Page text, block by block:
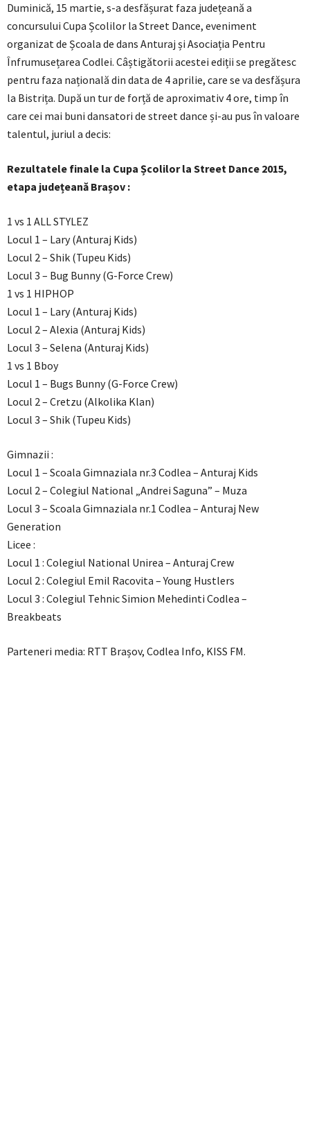
Duminică, 15 martie, s-a desfășurat faza județeană a
concursului Cupa Școlilor la Street Dance, eveniment
organizat de Școala de dans Anturaj și Asociația Pentru
Înfrumusețarea Codlei. Câștigătorii acestei ediții se pregătesc
pentru faza națională din data de 4 aprilie, care se va desfășura
la Bistrița. După un tur de forță de aproximativ 4 ore, timp în
care cei mai buni dansatori de street dance și-au pus în valoare
talentul, juriul a decis:
Rezultatele finale la Cupa Școlilor la Street Dance 2015,
etapa județeană Brașov :
1 vs 1 ALL STYLEZ
Locul 1 – Lary (Anturaj Kids)
Locul 2 – Shik (Tupeu Kids)
Locul 3 – Bug Bunny (G-Force Crew)
1 vs 1 HIPHOP
Locul 1 – Lary (Anturaj Kids)
Locul 2 – Alexia (Anturaj Kids)
Locul 3 – Selena (Anturaj Kids)
1 vs 1 Bboy
Locul 1 – Bugs Bunny (G-Force Crew)
Locul 2 – Cretzu (Alkolika Klan)
Locul 3 – Shik (Tupeu Kids)
Gimnazii :
Locul 1 – Scoala Gimnaziala nr.3 Codlea – Anturaj Kids
Locul 2 – Colegiul National „Andrei Saguna” – Muza
Locul 3 – Scoala Gimnaziala nr.1 Codlea – Anturaj New
Generation
Licee :
Locul 1 : Colegiul National Unirea – Anturaj Crew
Locul 2 : Colegiul Emil Racovita – Young Hustlers
Locul 3 : Colegiul Tehnic Simion Mehedinti Codlea –
Breakbeats
Parteneri media: RTT Brașov, Codlea Info, KISS FM.